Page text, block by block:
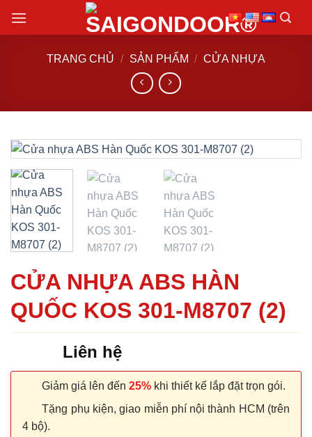
đến
TRANG CHỦ / SẢN PHẨM / CỬA NHỰA
CỬA NHỰA ABS HÀN
QUỐC KOS 301-M8707 (2)
Liên hệ
Giảm giá lên đến 25% khi thiết kế lắp đặt trọn gói.
Tặng phụ kiện, giao miễn phí nội thành HCM (trên
4 bộ).